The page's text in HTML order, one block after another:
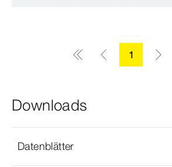
1
Downloads
Datenblätter